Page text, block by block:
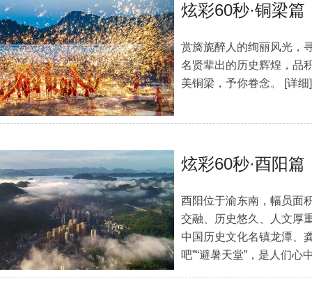
炫彩60秒·铜梁篇
赏旖旎醉人的绚丽风光，
名贤辈出的历史辉煌，
美铜梁，予你眷念。
[详细]
炫彩60秒·酉阳篇
酉阳位于渝东南，幅员面
交融、历史悠久、人文厚
中国历史文化名镇龙潭、
吧”“避暑天堂”，是人们心